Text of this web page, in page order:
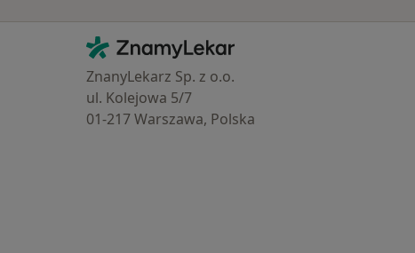
Kontakt
ZnamyLekar - Hlavní stránka
ZnanyLekarz Sp. z o.o.
ul. Kolejowa 5/7
01-217 Warszawa, Polska